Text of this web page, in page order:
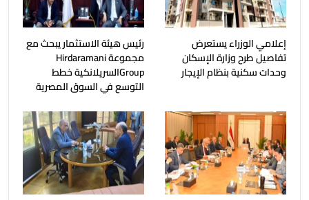
إعلامي الوزراء يستعرض
تفاصيل طرح وزارة الإسكان
وحدات سكنية بنظام الإيجار
رئيس هيئة الاستثمار يبحث مع
مجموعة Hirdaramani
Groupالسريلانكية خطط
التوسع في السوق المصرية